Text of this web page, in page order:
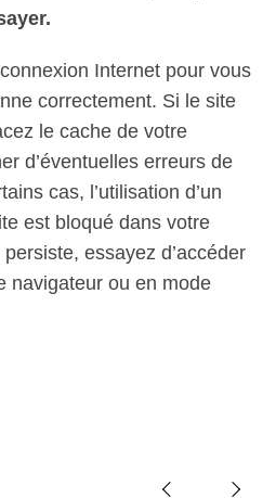
Internet pour vous
correctement. Si le site
le cache de votre
d’éventuelles erreurs de
cas, l’utilisation d’un
est bloqué dans votre
essayez d’accéder
navigateur ou en mode